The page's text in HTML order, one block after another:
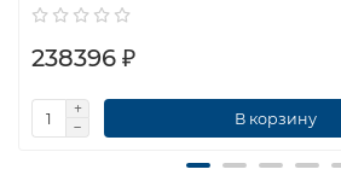
238396 ₽
В корзину